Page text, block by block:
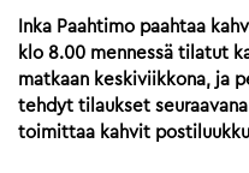
Inka Paahtimo paahtaa
klo 8.00 mennessä tilatut
matkaan keskiviikkona, ja
tehdyt tilaukset
toimittaa kahvit